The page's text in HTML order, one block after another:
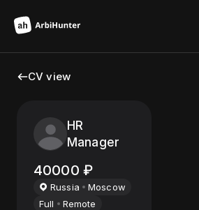
CV view
HR
Manager
40000 ₽
Russia
Moscow
Full
Remote